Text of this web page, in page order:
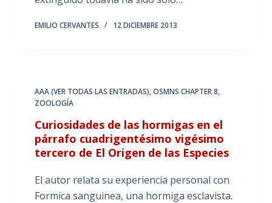
EMILIO CERVANTES 12 DICIEMBRE 2013
AAA (VER TODAS LAS ENTRADAS),OSMNS CHAPTER 8,
ZOOLOGÍA
Curiosidades de las hormigas en el
párrafo cuadrigentésimo vigésimo
tercero de El Origen de las Especies
El autor relata su experiencia personal con
Formica sanguinea, una hormiga esclavista.